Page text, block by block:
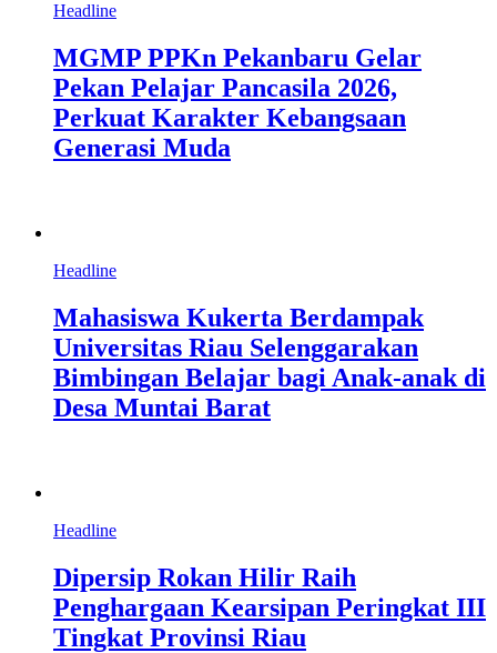
Headline
MGMP PPKn Pekanbaru Gelar
Pekan Pelajar Pancasila 2026,
Perkuat Karakter Kebangsaan
Generasi Muda
Headline
Mahasiswa Kukerta Berdampak
Universitas Riau Selenggarakan
Bimbingan Belajar bagi Anak-anak di
Desa Muntai Barat
Headline
Dipersip Rokan Hilir Raih
Penghargaan Kearsipan Peringkat III
Tingkat Provinsi Riau